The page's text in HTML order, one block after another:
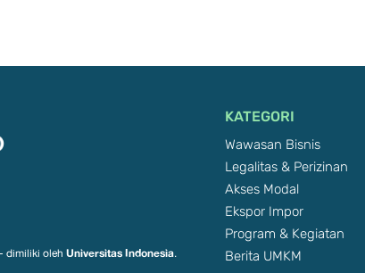
dimiliki oleh Universitas Indonesia.
KATEGORI
Wawasan Bisnis
Legalitas & Perizinan
Akses Modal
Ekspor Impor
Program & Kegiatan
Berita UMKM